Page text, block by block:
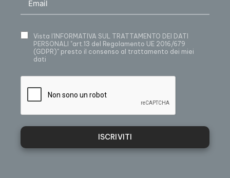
Vista l’INFORMATIVA SUL TRATTAMENTO DEI DATI
PERSONALI "art.13 del Regolamento UE 2016/679
(GDPR)" presto il consenso al trattamento dei miei
dati
ISCRIVITI